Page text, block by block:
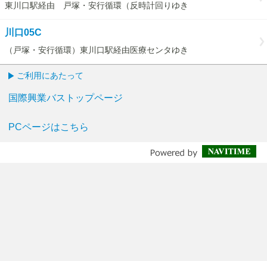
東川口駅経由 戸塚・安行循環（反時計回りゆき
川口05C
（戸塚・安行循環）東川口駅経由医療センタゆき
ご利用にあたって
国際興業バストップページ
PCページはこちら